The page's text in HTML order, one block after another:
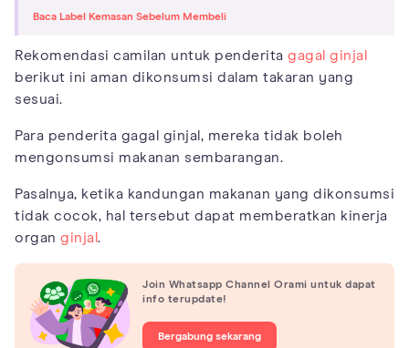
Baca Label Kemasan Sebelum Membeli
Rekomendasi camilan untuk penderita gagal ginjal
berikut ini aman dikonsumsi dalam takaran yang
sesuai.
Para penderita gagal ginjal, mereka tidak boleh
mengonsumsi makanan sembarangan.
Pasalnya, ketika kandungan makanan yang dikonsumsi
tidak cocok, hal tersebut dapat memberatkan kinerja
organ ginjal.
Join Whatsapp Channel Orami untuk dapat
info terupdate!
Bergabung sekarang